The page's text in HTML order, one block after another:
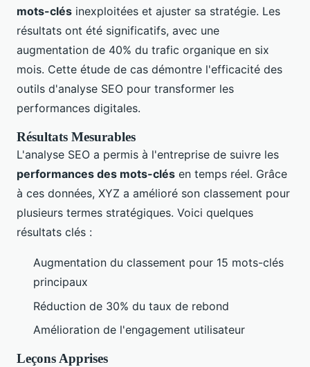
mots-clés inexploitées et ajuster sa stratégie. Les
résultats ont été significatifs, avec une
augmentation de 40% du trafic organique en six
mois. Cette étude de cas démontre l'efficacité des
outils d'analyse SEO pour transformer les
performances digitales.
Résultats Mesurables
L'analyse SEO a permis à l'entreprise de suivre les
performances des mots-clés en temps réel. Grâce
à ces données, XYZ a amélioré son classement pour
plusieurs termes stratégiques. Voici quelques
résultats clés :
Augmentation du classement pour 15 mots-clés
principaux
Réduction de 30% du taux de rebond
Amélioration de l'engagement utilisateur
Leçons Apprises